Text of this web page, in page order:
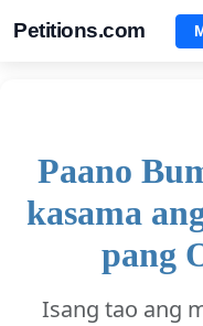
Petitions.com
Paano
kasama
pang
Isang tao ang